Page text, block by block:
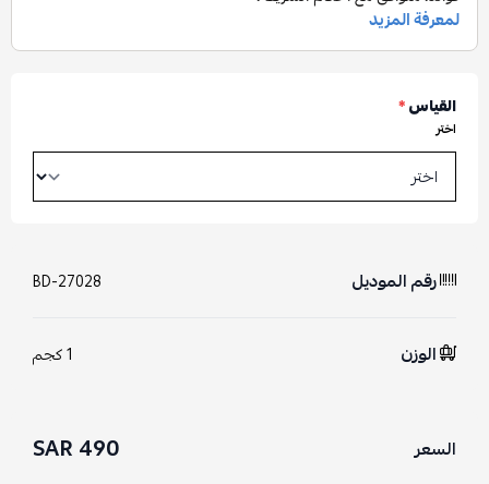
القياس*
اختر
رقم الموديل BD-27028
الوزن 1 كجم
السعر 490 SAR